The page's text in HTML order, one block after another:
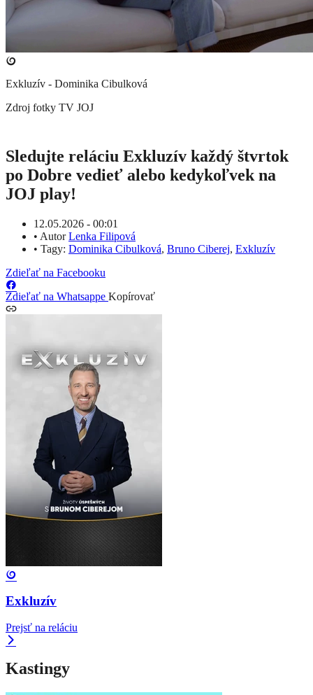
Exkluzív - Dominika Cibulková
Zdroj fotky TV JOJ
Sledujte reláciu Exkluzív každý štvrtok
po Dobre vedieť alebo kedykoľvek na
JOJ play!
12.05.2026 - 00:01
• AutorLenka Filipová
• Tagy: Dominika Cibulková, Bruno Ciberej, Exkluzív
Zdieľať na Facebooku
Zdieľať na Whatsappe Kopírovať
Exkluzív
Prejsť na reláciu
Kastingy